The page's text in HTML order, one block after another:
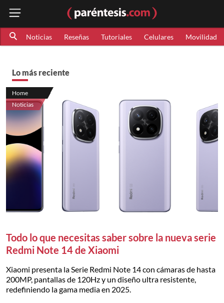
Noticias Reseñas Tutoriales Celulares Movilidad
Lo más reciente
Home
Noticias
Todo lo que necesitas saber sobre la nueva serie
Redmi Note 14 de Xiaomi
Xiaomi presenta la Serie Redmi Note 14 con cámaras de hasta
200MP, pantallas de 120Hz y un diseño ultra resistente,
redefiniendo la gama media en 2025.